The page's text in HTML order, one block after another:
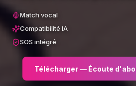
Match vocal
Compatibilité IA
SOS intégré
Télécharger — Écoute